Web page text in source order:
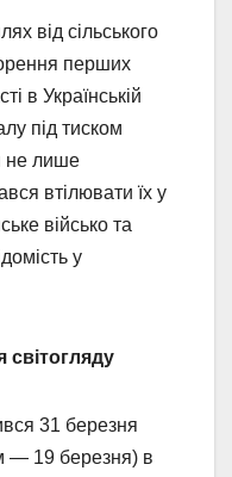
від сільського
перших
в Українській
під тиском
не лише
втілювати їх у
військо та
у
31 березня
— 19 березня) в